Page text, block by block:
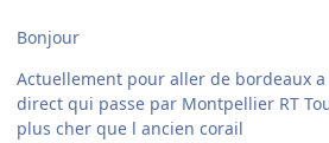
Bonjour
Actuellement pour aller de bordeaux a
direct qui passe par Montpellier RT
plus cher que l ancien corail